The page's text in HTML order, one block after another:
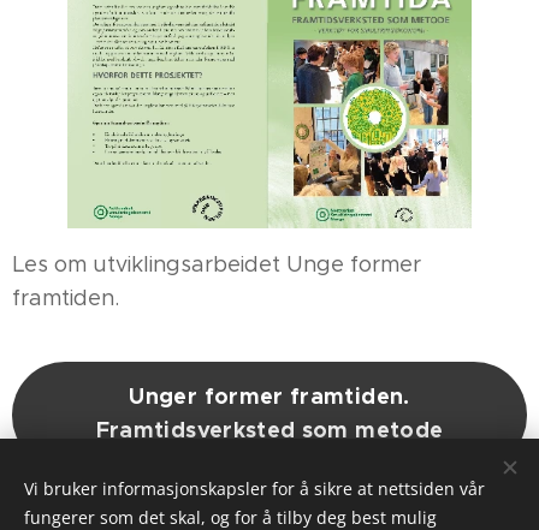
Les om utviklingsarbeidet Unge former
framtiden.
Unger former framtiden.
Framtidsverksted som metode
Vi bruker informasjonskapsler for å sikre at nettsiden vår
fungerer som det skal, og for å tilby deg best mulig